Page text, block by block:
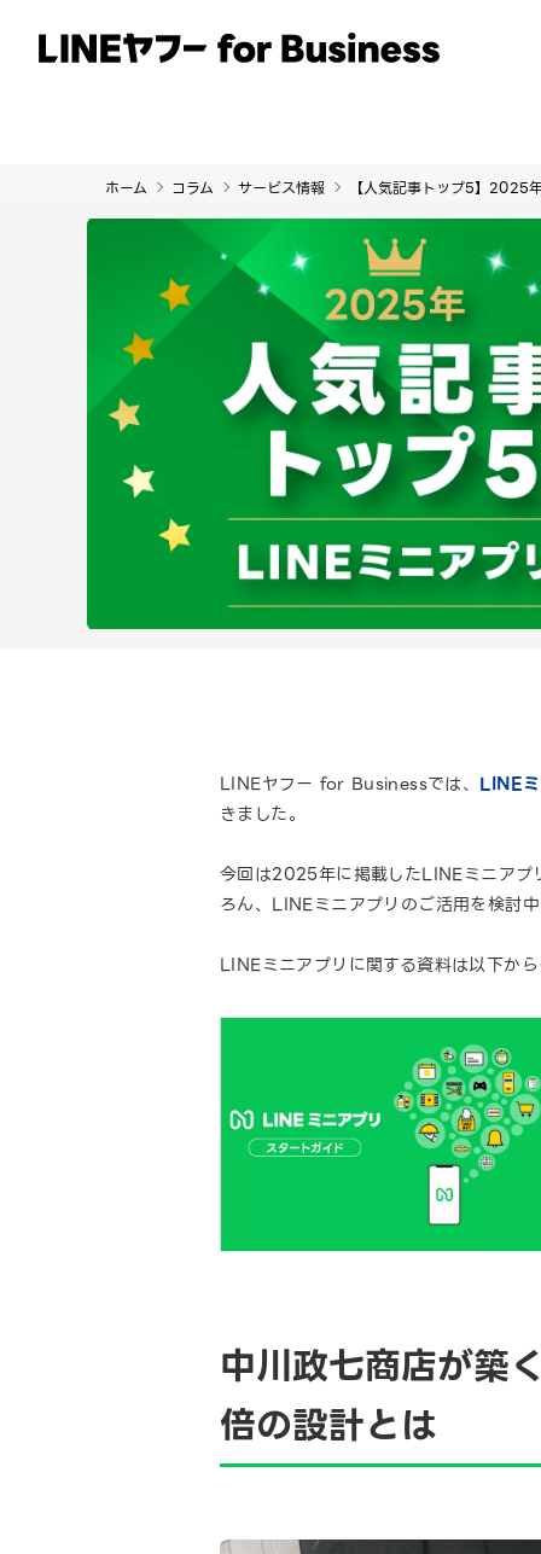
サービス 事例 イベント・セミナー
ホーム コラム サービス情報 【人気記事トップ5】2025
LINEヤフー for Businessでは、 LINE
きました。
今回は2025年に掲載したLINEミニアプ
ろん、LINEミニアプリのご活用を検討
LINEミニアプリに関する資料は以下か
中川政七商店が築
倍の設計とは